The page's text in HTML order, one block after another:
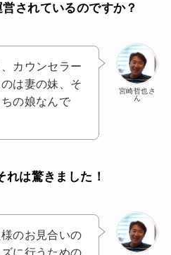
されているのですか？
宮崎哲也さ
ん
カウンセラー
は妻の妹、そ
の娘なんで
は驚きました！
のお見合いの
に行うための